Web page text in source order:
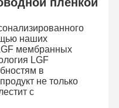
наших
мембранных
LGF
в
не только
с